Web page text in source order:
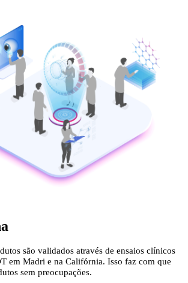
são validados através de ensaios clínicos
em Madri e na Califórnia. Isso faz com que
sem preocupações.